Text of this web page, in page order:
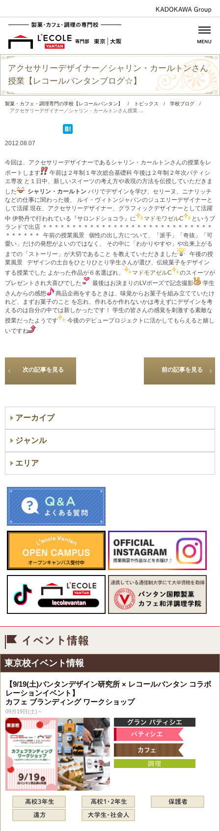
アクセサリーデザイナー／シャリン・カールトンさん
授業【レコールバンタンブログ☆】
製菓・カフェ・調理専門の学校【レコールバンタン】 / トピックス / 学校ブログ
/
アクセサリーデザイナー／シャリン・カールトンさん授業 ...
2012.08.07
今回は、アクセサリーデザイナーであるシャリン・カールトンさんの授業をレ
ポートします
午前は２年制１年次総合基礎科 午後は２年制２年次パティシ
エ専攻 と１日中、新しいスイーツの考え方や表現の方法を伝授していただきま
した
シャリン・カールトン パリでデザインを学び、セリーヌ、ニナリッチ
などの仕事に関わった後、 ルイ・ヴィトンジャパンのジュエリーデザイナーと
して活躍 現在、アクセサリーデザイナー、グラフィックデザイナーとして活躍
中 伊勢丹で行われている『サロンドショコラ』に
マドモワゼルC
というブ
ランドで出店 ＊＊＊＊＊＊＊＊＊＊＊＊＊＊＊＊＊＊＊＊＊＊＊＊＊＊＊＊＊
＊＊＊＊＊＊
午前の授業風景 個性の出し方について、「派手」「奇抜」「可
愛い」だけの発想がよいのではなく、 その中に「わかりやすや」や出来上がる
までの「ストーリー」が大切であること を教えていただきました
午後の授
業風景 デザインの土台をひとりひとり学生さんが選び、伝統菓子をデザイン
する授業でした よかった作品が６名選ばれ、
マドモアゼルC
のスイーツが
プレゼントされ大喜びでした
最後はお決まりのLVポーズで記念撮影
学生
さんからの感想
商品企画をするときは、味覚からお菓子を組み立てていたけ
れど、まずお菓子のこと を忘れ、作れるか作れないかは考えずにデザインを考
えるのは自分の中では新しかったです！ 学生の皆さんの感覚を刺激する素敵な
授業だったようです
今後のデビュープロジェクトに活かしてもらえると嬉し
いですね
次の記事を見る 前の記事を見る
アーカイブ
ジャンル
エリア
東京校イベント情報
【9/19(土)バンタンデザイン研究所 × レコールバンタン コラボ
レーションイベント】
カフェ ブランディング ワークショップ
09月19日(土)～